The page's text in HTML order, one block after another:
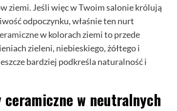
ziemi. Jeśli więc w Twoim salonie królują
odpoczynku, właśnie ten nurt
w kolorach ziemi to przede
zieleni, niebieskiego, żółtego i
bardziej podkreśla naturalność i
w neutralnych